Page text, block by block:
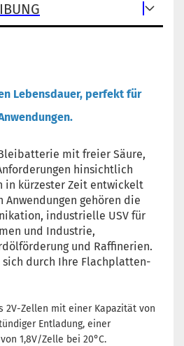
Lebensdauer, perfekt für
mit freier Säure,
hinsichtlich
in kürzester Zeit entwickelt
Anwendungen gehören die
industrielle USV für
und Industrie,
und Raffinerien.
sich durch Ihre Flachplatten-
2V-Zellen mit einer Kapazität von
Entladung, einer
1,8V/Zelle bei 20°C.